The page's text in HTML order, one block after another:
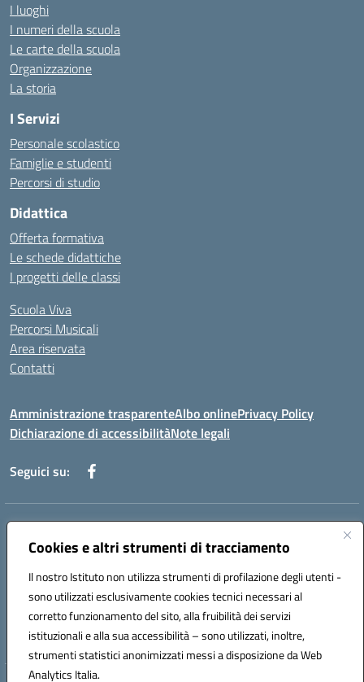
Cookies e altri strumenti di tracciamento
Il nostro Istituto non utilizza strumenti di profilazione degli utenti -
sono utilizzati esclusivamente cookies tecnici necessari al
corretto funzionamento del sito, alla fruibilità dei servizi
istituzionali e alla sua accessibilità – sono utilizzati, inoltre,
strumenti statistici anonimizzati messi a disposizione da Web
Analytics Italia.
I luoghi
I numeri della scuola
Le carte della scuola
Organizzazione
La storia
I Servizi
Personale scolastico
Famiglie e studenti
Percorsi di studio
Didattica
Offerta formativa
Le schede didattiche
I progetti delle classi
Scuola Viva
Percorsi Musicali
Area riservata
Contatti
Amministrazione trasparenteAlbo onlinePrivacy Policy
Dichiarazione di accessibilitàNote legali
Seguici su:
Indirizzo:
Centralino:089868360 Email:saic857007@istruzione.it
Codice fiscale: 80025860653
Codice meccanografico:
SAIC857007
Codice Indice delle Pubbliche Amministrazioni (IPA): istsc_saic857007